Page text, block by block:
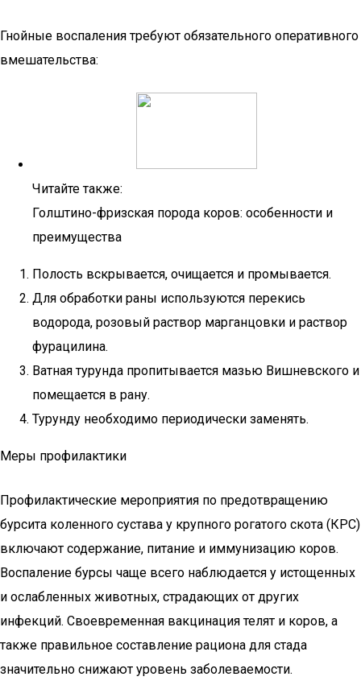
Гнойные воспаления требуют обязательного оперативного
вмешательства:
Читайте также:
Голштино-фризская порода коров: особенности и
преимущества
Полость вскрывается, очищается и промывается.
Для обработки раны используются перекись
водорода, розовый раствор марганцовки и раствор
фурацилина.
Ватная турунда пропитывается мазью Вишневского и
помещается в рану.
Турунду необходимо периодически заменять.
Меры профилактики
Профилактические мероприятия по предотвращению
бурсита коленного сустава у крупного рогатого скота (КРС)
включают содержание, питание и иммунизацию коров.
Воспаление бурсы чаще всего наблюдается у истощенных
и ослабленных животных, страдающих от других
инфекций. Своевременная вакцинация телят и коров, а
также правильное составление рациона для стада
значительно снижают уровень заболеваемости.